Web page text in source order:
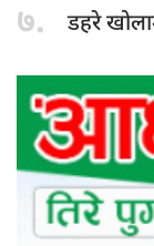
७. डहरे